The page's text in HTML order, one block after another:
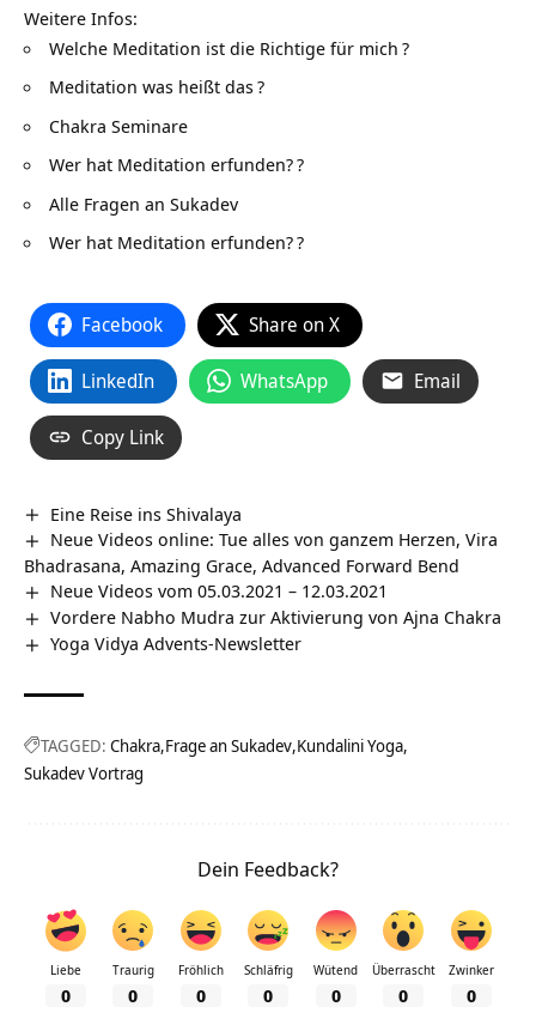
Weitere Infos:
Welche Meditation ist die Richtige für mich ?
Meditation was heißt das?
Chakra Seminare
Wer hat Meditation erfunden??
Alle Fragen an Sukadev
Wer hat Meditation erfunden??
Facebook Share on X
LinkedIn WhatsApp Email
Copy Link
Eine Reise ins Shivalaya
Neue Videos online: Tue alles von ganzem Herzen, Vira
Bhadrasana, Amazing Grace, Advanced Forward Bend
Neue Videos vom 05.03.2021 – 12.03.2021
Vordere Nabho Mudra zur Aktivierung von Ajna Chakra
Yoga Vidya Advents-Newsletter
TAGGED: Chakra Frage an Sukadev Kundalini Yoga
Sukadev Vortrag
Dein Feedback?
Liebe
0
Traurig
0
Fröhlich
0
Schläfrig
0
Wütend
0
Überrascht
0
Zwinker
0